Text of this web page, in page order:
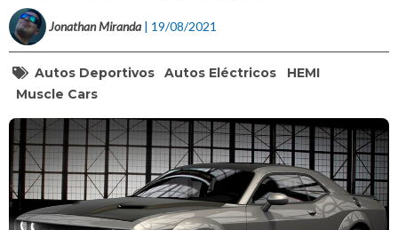
Jonathan Miranda | 19/08/2021
Autos Deportivos Autos Eléctricos
HEMI
Muscle Cars